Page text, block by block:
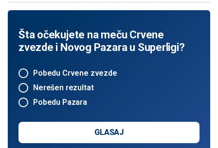
Šta očekujete na meču Crvene
zvezde i Novog Pazara u Superligi?
Pobedu Crvene zvezde
Nerešen rezultat
Pobedu Pazara
GLASAJ